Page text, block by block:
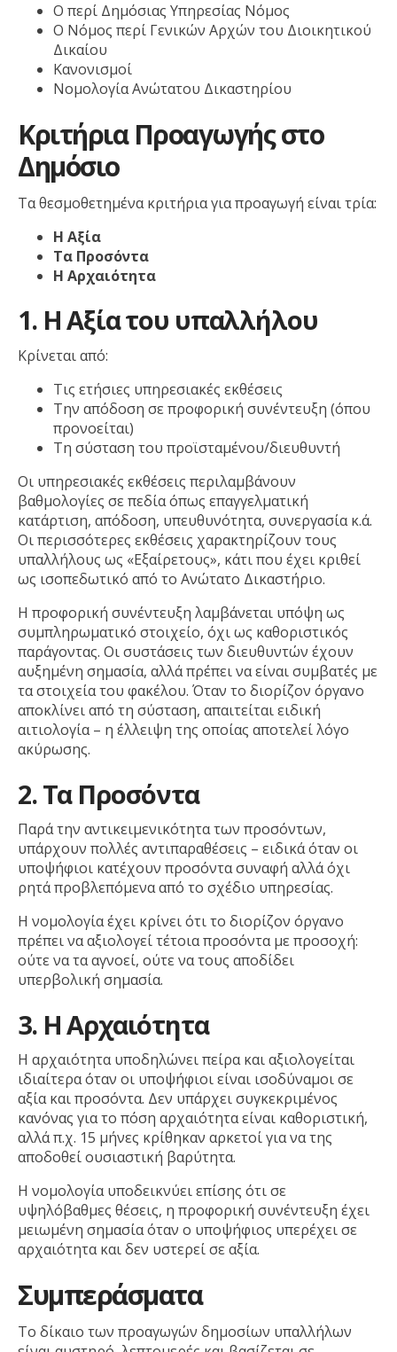
Ο περί Δημόσιας Υπηρεσίας Νόμος
Ο Νόμος περί Γενικών Αρχών του Διοικητικού
Δικαίου
Κανονισμοί
Νομολογία Ανώτατου Δικαστηρίου
Κριτήρια Προαγωγής στο
Δημόσιο
Τα θεσμοθετημένα κριτήρια για προαγωγή είναι τρία:
Η Αξία
Τα Προσόντα
Η Αρχαιότητα
1. Η Αξία του υπαλλήλου
Κρίνεται από:
Τις ετήσιες υπηρεσιακές εκθέσεις
Την απόδοση σε προφορική συνέντευξη (όπου
προνοείται)
Τη σύσταση του προϊσταμένου/διευθυντή
Οι υπηρεσιακές εκθέσεις περιλαμβάνουν
βαθμολογίες σε πεδία όπως επαγγελματική
κατάρτιση, απόδοση, υπευθυνότητα, συνεργασία κ.ά.
Οι περισσότερες εκθέσεις χαρακτηρίζουν τους
υπαλλήλους ως «Εξαίρετους», κάτι που έχει κριθεί
ως ισοπεδωτικό από το Ανώτατο Δικαστήριο.
Η προφορική συνέντευξη λαμβάνεται υπόψη ως
συμπληρωματικό στοιχείο, όχι ως καθοριστικός
παράγοντας. Οι συστάσεις των διευθυντών έχουν
αυξημένη σημασία, αλλά πρέπει να είναι συμβατές με
τα στοιχεία του φακέλου. Όταν το διορίζον όργανο
αποκλίνει από τη σύσταση, απαιτείται ειδική
αιτιολογία – η έλλειψη της οποίας αποτελεί λόγο
ακύρωσης.
2. Τα Προσόντα
Παρά την αντικειμενικότητα των προσόντων,
υπάρχουν πολλές αντιπαραθέσεις – ειδικά όταν οι
υποψήφιοι κατέχουν προσόντα συναφή αλλά όχι
ρητά προβλεπόμενα από το σχέδιο υπηρεσίας.
Η νομολογία έχει κρίνει ότι το διορίζον όργανο
πρέπει να αξιολογεί τέτοια προσόντα με προσοχή:
ούτε να τα αγνοεί, ούτε να τους αποδίδει
υπερβολική σημασία.
3. Η Αρχαιότητα
Η αρχαιότητα υποδηλώνει πείρα και αξιολογείται
ιδιαίτερα όταν οι υποψήφιοι είναι ισοδύναμοι σε
αξία και προσόντα. Δεν υπάρχει συγκεκριμένος
κανόνας για το πόση αρχαιότητα είναι καθοριστική,
αλλά π.χ. 15 μήνες κρίθηκαν αρκετοί για να της
αποδοθεί ουσιαστική βαρύτητα.
Η νομολογία υποδεικνύει επίσης ότι σε
υψηλόβαθμες θέσεις, η προφορική συνέντευξη έχει
μειωμένη σημασία όταν ο υποψήφιος υπερέχει σε
αρχαιότητα και δεν υστερεί σε αξία.
Συμπεράσματα
Το δίκαιο των προαγωγών δημοσίων υπαλλήλων